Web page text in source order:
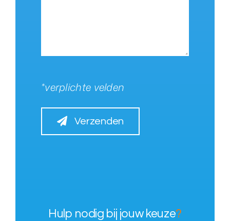
*verplichte velden
Verzenden
Hulp nodig bij jouw keuze?